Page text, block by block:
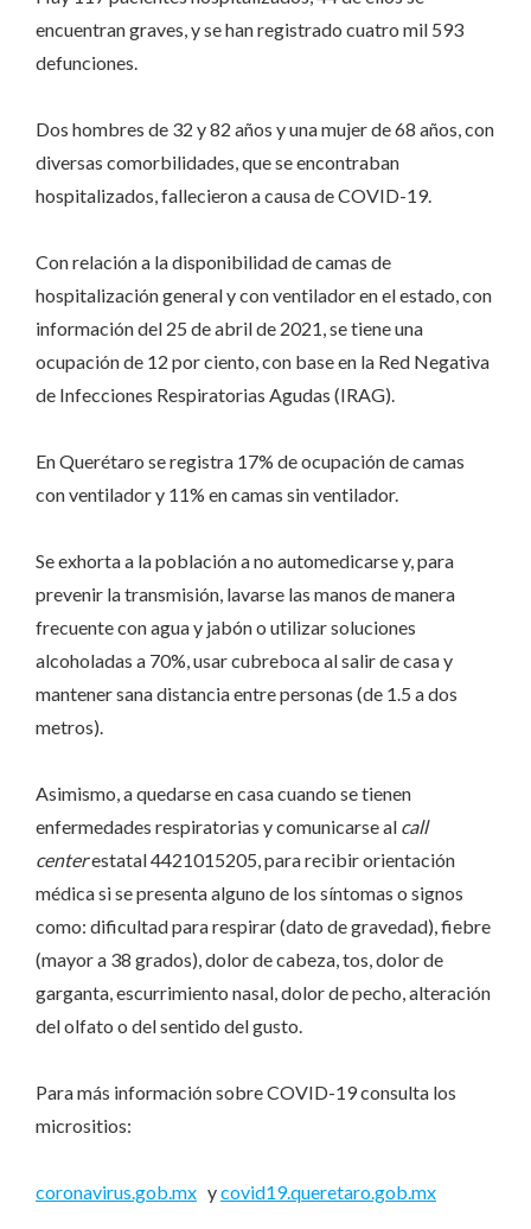
encuentran graves, y se han registrado cuatro mil 593
defunciones.
Dos hombres de 32 y 82 años y una mujer de 68 años, con
diversas comorbilidades, que se encontraban
hospitalizados, fallecieron a causa de COVID-19.
Con relación a la disponibilidad de camas de
hospitalización general y con ventilador en el estado, con
información del 25 de abril de 2021, se tiene una
ocupación de 12 por ciento, con base en la Red Negativa
de Infecciones Respiratorias Agudas (IRAG).
En Querétaro se registra 17% de ocupación de camas
con ventilador y 11% en camas sin ventilador.
Se exhorta a la población a no automedicarse y, para
prevenir la transmisión, lavarse las manos de manera
frecuente con agua y jabón o utilizar soluciones
alcoholadas a 70%, usar cubreboca al salir de casa y
mantener sana distancia entre personas (de 1.5 a dos
metros).
Asimismo, a quedarse en casa cuando se tienen
enfermedades respiratorias y comunicarse al call
centerestatal 4421015205, para recibir orientación
médica si se presenta alguno de los síntomas o signos
como: dificultad para respirar (dato de gravedad), fiebre
(mayor a 38 grados), dolor de cabeza, tos, dolor de
garganta, escurrimiento nasal, dolor de pecho, alteración
del olfato o del sentido del gusto.
Para más información sobre COVID-19 consulta los
micrositios:
coronavirus.gob.mx ycovid19.queretaro.gob.mx